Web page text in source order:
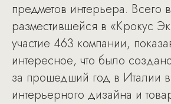
предметов интерьера. Всего
разместившейся в «Крокус
участие 463 компании,
интересное, что было
за прошедший год в Италии в
интерьерного дизайна и